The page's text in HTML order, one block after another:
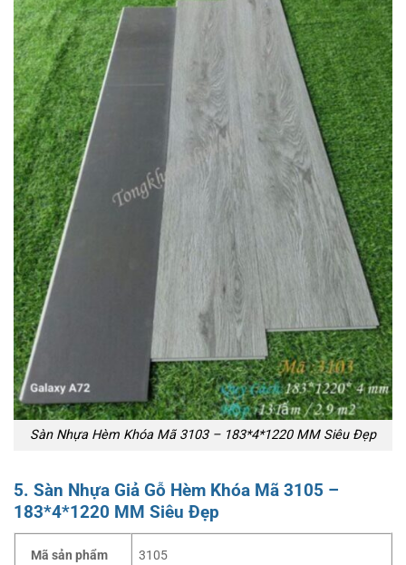
Sàn Nhựa Hèm Khóa Mã 3103 – 183*4*1220 MM Siêu Đẹp
5. Sàn Nhựa Giả Gỗ Hèm Khóa Mã 3105 –
183*4*1220 MM Siêu Đẹp
Mã sản phẩm 3105